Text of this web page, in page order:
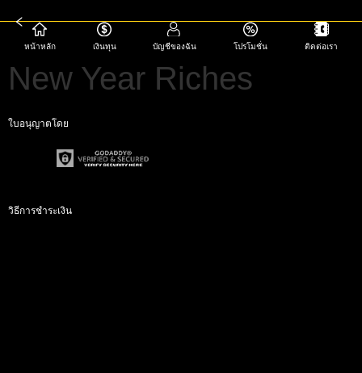
หน้าหลัก เงินทุน บัญชีของฉัน โปรโมชั่น ติดต่อเรา
New Year Riches
ใบอนุญาตโดย
วิธีการชำระเงิน